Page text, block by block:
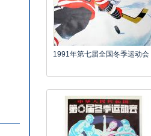
1991年第七届全国冬季运动会